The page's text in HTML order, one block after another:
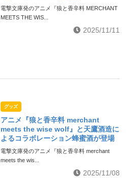
電撃文庫発のアニメ『狼と香辛料 MERCHANT
MEETS THE WIS...
2025/11/11
グッズ
アニメ『狼と香辛料 merchant
meets the wise wolf』と天鷹酒造に
よるコラボレーション蜂蜜酒が登場
電撃文庫発のアニメ『狼と香辛料 merchant
meets the wis...
2025/11/08